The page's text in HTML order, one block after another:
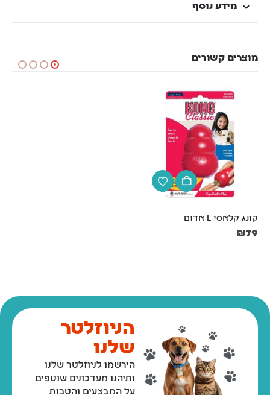
מידע נוסף
מוצרים קשורים
קונג קלאסי L אדום
₪79
הניוזלטר
שלנו
הירשמו לניוזלטר שלנו
ותיהנו מעדכונים שוטפים
על המבצעים והטבות